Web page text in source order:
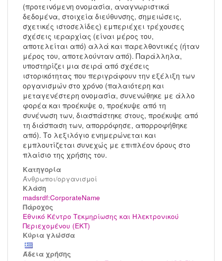
(προτεινόμενη ονομασία, αναγνωριστικά
δεδομένα, στοιχεία διεύθυνσης, σημειώσεις,
σχετικές ιστοσελίδες) εμπεριέχει τρέχουσες
σχέσεις ιεραρχίας (είναι μέρος του,
αποτελείται από) αλλά και παρελθοντικές (ήταν
μέρος του, αποτελούνταν από). Παράλληλα,
υποστηρίζει μια σειρά από σχέσεις
ιστορικότητας που περιγράφουν την εξέλιξη των
οργανισμών στο χρόνο (παλαιότερη και
μεταγενέστερη ονομασία, συνενώθηκε με άλλο
φορέα και προέκυψε ο, προέκυψε από τη
συνένωση των, διασπάστηκε στους, προέκυψε από
τη διάσπαση των, απορρόφησε, απορροφήθηκε
από). Το λεξιλόγιο ενημερώνεται και
εμπλουτίζεται συνεχώς με επιπλέον όρους στο
πλαίσιο της χρήσης του.
Κατηγορία
Άνθρωποι/οργανισμοί
Kλάση
madsrdf:CorporateName
Πάροχος
Εθνικό Κέντρο Τεκμηρίωσης και Ηλεκτρονικού
Περιεχομένου (ΕΚΤ)
Κύρια γλώσσα
Άδεια χρήσης